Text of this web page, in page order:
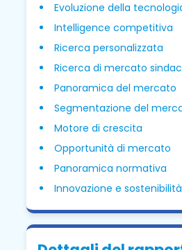
Evoluzione della
Intelligence competitiva
Ricerca personalizzata
Ricerca di mercato
Panoramica del mercato
Segmentazione del
Motore di crescita
Opportunità di mercato
Panoramica normativa
Innovazione e sostenibilità